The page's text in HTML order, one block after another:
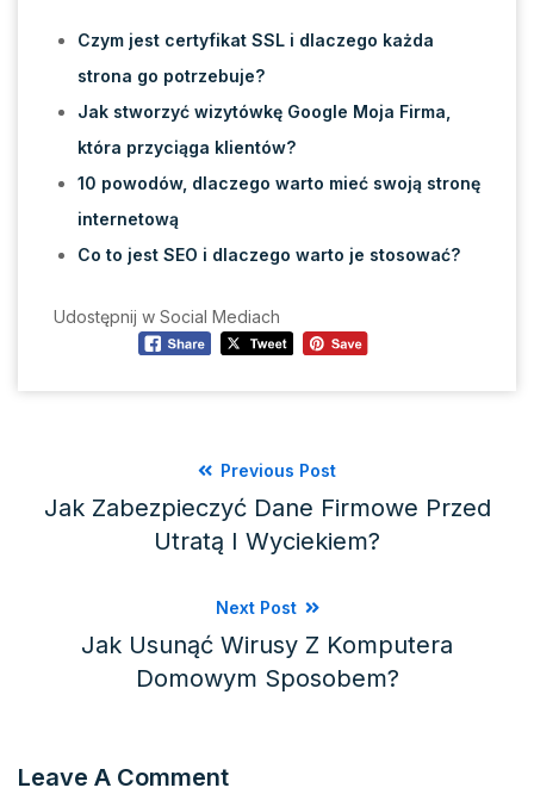
Czym jest certyfikat SSL i dlaczego każda
strona go potrzebuje?
Jak stworzyć wizytówkę Google Moja Firma,
która przyciąga klientów?
10 powodów, dlaczego warto mieć swoją stronę
internetową
Co to jest SEO i dlaczego warto je stosować?
Udostępnij w Social Mediach
Previous Post
Jak Zabezpieczyć Dane Firmowe Przed
Utratą I Wyciekiem?
Next Post
Jak Usunąć Wirusy Z Komputera
Domowym Sposobem?
Leave A Comment